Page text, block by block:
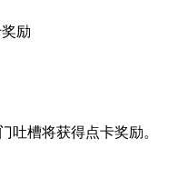
励
吐槽将获得点卡奖励。